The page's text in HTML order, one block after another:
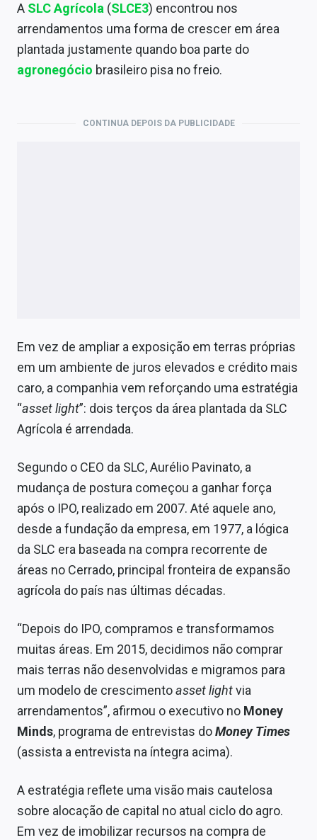
Central de Fundos Imobiliários
Central dos IPOs
Finanças Pessoais
Especiais
Internacional
Marketing
Tecnologia
Conteúdo de Marca
Sobre
Expediente
Contato
A SLC Agrícola (SLCE3) encontrou nos
arrendamentos uma forma de crescer em área
plantada justamente quando boa parte do
agronegócio brasileiro pisa no freio.
CONTINUA DEPOIS DA PUBLICIDADE
Em vez de ampliar a exposição em terras próprias
em um ambiente de juros elevados e crédito mais
caro, a companhia vem reforçando uma estratégia
“asset light”: dois terços da área plantada da SLC
Agrícola é arrendada.
Segundo o CEO da SLC, Aurélio Pavinato, a
mudança de postura começou a ganhar força
após o IPO, realizado em 2007. Até aquele ano,
desde a fundação da empresa, em 1977, a lógica
da SLC era baseada na compra recorrente de
áreas no Cerrado, principal fronteira de expansão
agrícola do país nas últimas décadas.
“Depois do IPO, compramos e transformamos
muitas áreas. Em 2015, decidimos não comprar
mais terras não desenvolvidas e migramos para
um modelo de crescimentoasset lightvia
arrendamentos”, afirmou o executivo no Money
Minds, programa de entrevistas doMoney Times
(assista a entrevista na íntegra acima).
A estratégia reflete uma visão mais cautelosa
sobre alocação de capital no atual ciclo do agro.
Em vez de imobilizar recursos na compra de